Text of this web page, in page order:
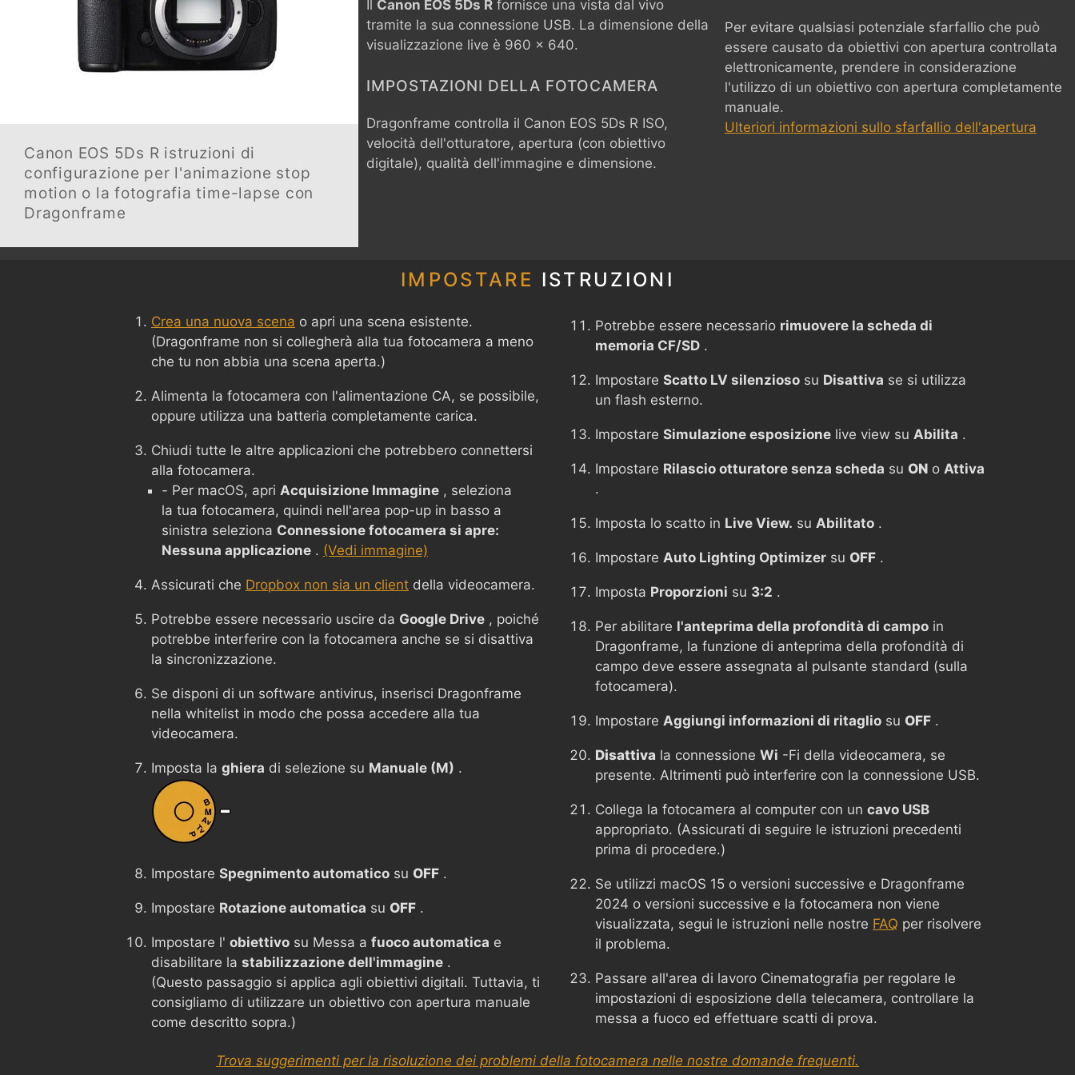
Canon EOS 5Ds R istruzioni di
configurazione per l'animazione stop
motion o la fotografia time-lapse con
Dragonframe
Il Canon EOS 5Ds R fornisce una vista dal vivo
tramite la sua connessione USB. La dimensione della
visualizzazione live è 960 x 640.
IMPOSTAZIONI DELLA FOTOCAMERA
Dragonframe controlla il Canon EOS 5Ds R ISO,
velocità dell'otturatore, apertura (con obiettivo
digitale), qualità dell'immagine e dimensione.
Per evitare qualsiasi potenziale sfarfallio che può
essere causato da obiettivi con apertura controllata
elettronicamente, prendere in considerazione
l'utilizzo di un obiettivo con apertura completamente
manuale.
Ulteriori informazioni sullo sfarfallio dell'apertura
IMPOSTARE ISTRUZIONI
Crea una nuova scena o apri una scena esistente.
(Dragonframe non si collegherà alla tua fotocamera a meno
che tu non abbia una scena aperta.)
Alimenta la fotocamera con l'alimentazione CA, se possibile,
oppure utilizza una batteria completamente carica.
Chiudi tutte le altre applicazioni che potrebbero connettersi
alla fotocamera.
- Per macOS, apri Acquisizione Immagine , seleziona
la tua fotocamera, quindi nell'area pop-up in basso a
sinistra seleziona Connessione fotocamera si apre:
Nessuna applicazione . (Vedi immagine)
Assicurati che Dropbox non sia un client della videocamera.
Potrebbe essere necessario uscire da Google Drive , poiché
potrebbe interferire con la fotocamera anche se si disattiva
la sincronizzazione.
Se disponi di un software antivirus, inserisci Dragonframe
nella whitelist in modo che possa accedere alla tua
videocamera.
Imposta la ghiera di selezione su Manuale (M) .
Impostare Spegnimento automatico su OFF .
Impostare Rotazione automatica su OFF .
Impostare l' obiettivo su Messa a fuoco automatica e
disabilitare la stabilizzazione dell'immagine .
(Questo passaggio si applica agli obiettivi digitali. Tuttavia, ti
consigliamo di utilizzare un obiettivo con apertura manuale
come descritto sopra.)
Potrebbe essere necessario rimuovere la scheda di
memoria CF/SD .
Impostare Scatto LV silenzioso su Disattiva se si utilizza
un flash esterno.
Impostare Simulazione esposizione live view su Abilita .
Impostare Rilascio otturatore senza scheda su ON o Attiva
.
Imposta lo scatto in Live View. su Abilitato .
Impostare Auto Lighting Optimizer su OFF .
Imposta Proporzioni su 3:2 .
Per abilitare l'anteprima della profondità di campo in
Dragonframe, la funzione di anteprima della profondità di
campo deve essere assegnata al pulsante standard (sulla
fotocamera).
Impostare Aggiungi informazioni di ritaglio su OFF .
Disattiva la connessione Wi -Fi della videocamera, se
presente. Altrimenti può interferire con la connessione USB.
Collega la fotocamera al computer con un cavo USB
appropriato. (Assicurati di seguire le istruzioni precedenti
prima di procedere.)
Se utilizzi macOS 15 o versioni successive e Dragonframe
2024 o versioni successive e la fotocamera non viene
visualizzata, segui le istruzioni nelle nostre FAQ per risolvere
il problema.
Passare all'area di lavoro Cinematografia per regolare le
impostazioni di esposizione della telecamera, controllare la
messa a fuoco ed effettuare scatti di prova.
Trova suggerimenti per la risoluzione dei problemi della fotocamera nelle nostre domande frequenti.